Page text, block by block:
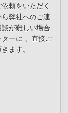
頼をいただく
弊社へのご連
が難しい場合
ーに 、直接ご
ます。